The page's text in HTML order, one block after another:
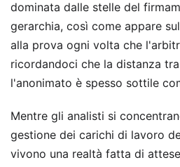
dominata dalle stelle del
gerarchia, così come appare
alla prova ogni volta che
ricordandoci che la distanza
l'anonimato è spesso sottile
Mentre gli analisti si
gestione dei carichi di lavoro
vivono una realtà fatta di